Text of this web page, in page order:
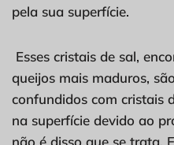
pela sua superfície.
Esses cristais de sal,
queijos mais maduros,
confundidos com cristais
na superfície devido ao